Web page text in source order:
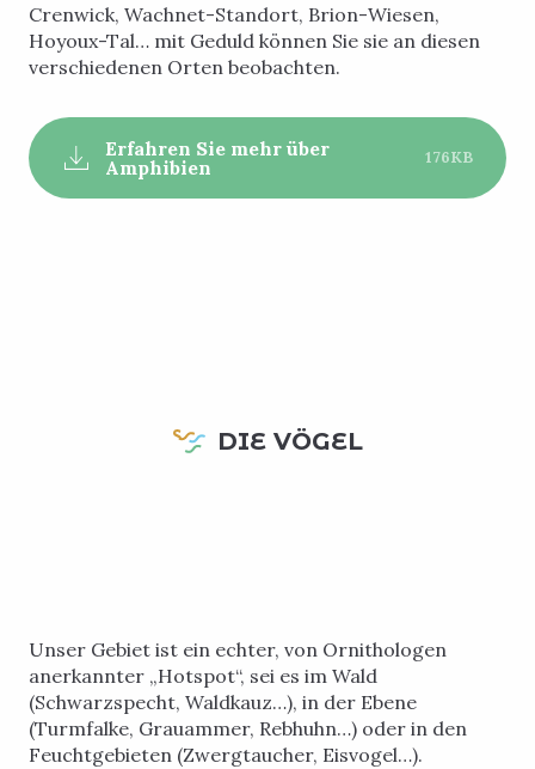
Crenwick, Wachnet-Standort, Brion-Wiesen,
Hoyoux-Tal… mit Geduld können Sie sie an diesen
verschiedenen Orten beobachten.
Erfahren Sie mehr über
Amphibien
176KB
DIE VÖGEL
Unser Gebiet ist ein echter, von Ornithologen
anerkannter „Hotspot“, sei es im Wald
(Schwarzspecht, Waldkauz…), in der Ebene
(Turmfalke, Grauammer, Rebhuhn…) oder in den
Feuchtgebieten (Zwergtaucher, Eisvogel…).